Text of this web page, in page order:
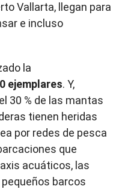
Vallarta, llegan para
e incluso
la
ejemplares. Y,
30 % de las mantas
tienen heridas
por redes de pesca
que
acuáticos, las
barcos